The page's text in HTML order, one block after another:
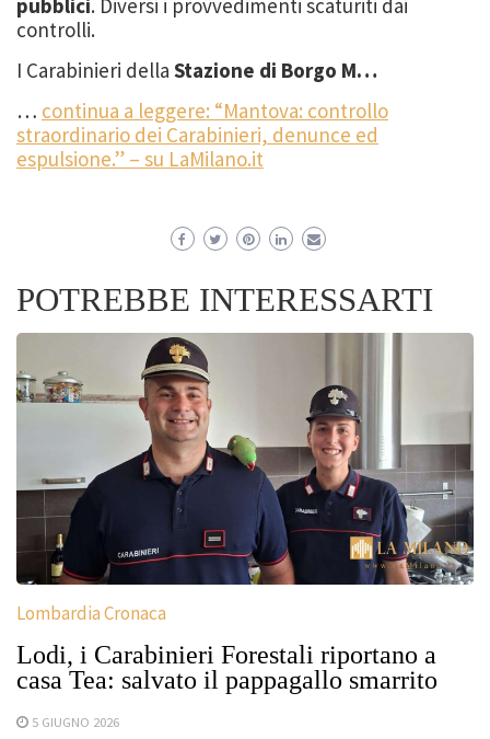
pubblici. Diversi i provvedimenti scaturiti dai
controlli.
I Carabinieri della Stazione di Borgo M…
… continua a leggere: “Mantova: controllo
straordinario dei Carabinieri, denunce ed
espulsione.” – su LaMilano.it
POTREBBE INTERESSARTI
Lombardia Cronaca
Lodi, i Carabinieri Forestali riportano a
casa Tea: salvato il pappagallo smarrito
5 GIUGNO 2026